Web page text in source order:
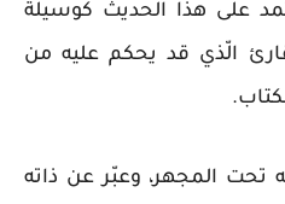
على هذا الحديث كوسيلة
الّذي قد يحكم عليه من
تحت المجهر، وعبّر عن ذاته